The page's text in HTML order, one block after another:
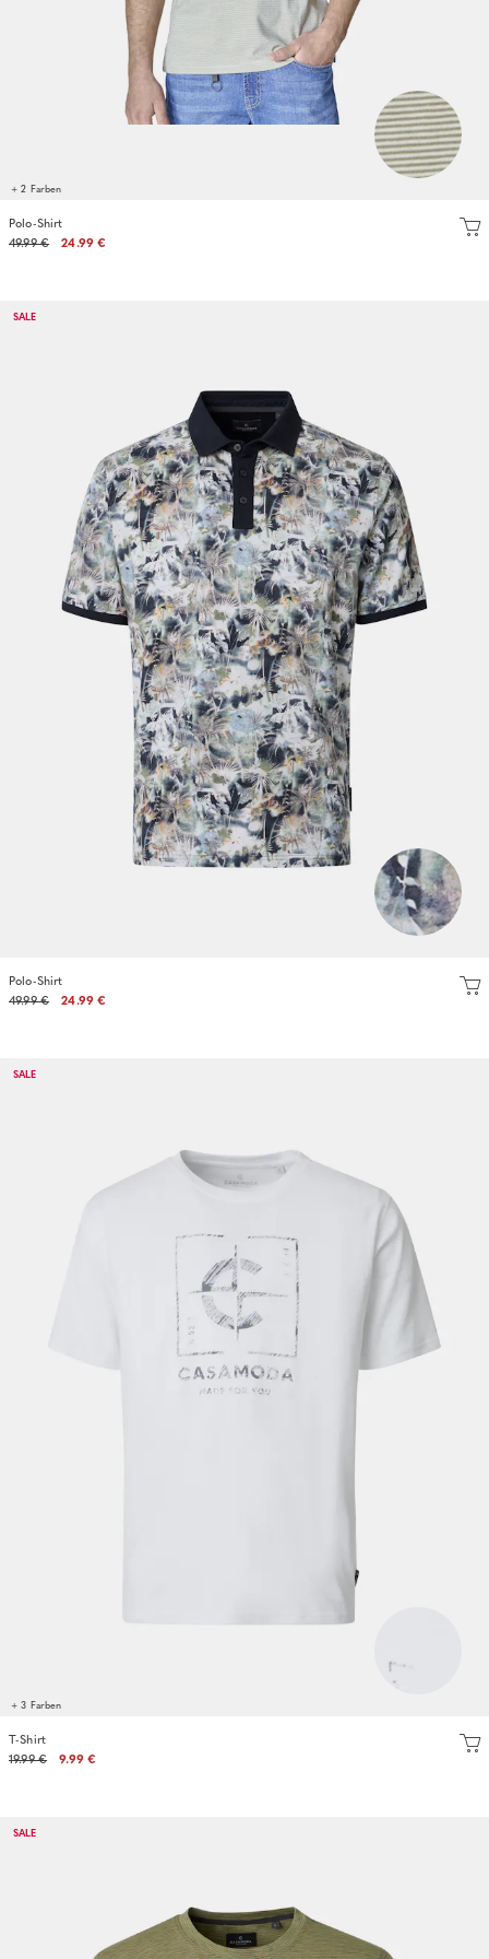
+ 2 Farben
Polo-Shirt
49.99 €
24.99 €
SALE
Polo-Shirt
49.99 €
24.99 €
SALE
+ 3 Farben
T-Shirt
19.99 €
9.99 €
SALE